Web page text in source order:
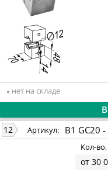
нет на складе
12 Артикул: B1 GC20 -
Кол-
от 30